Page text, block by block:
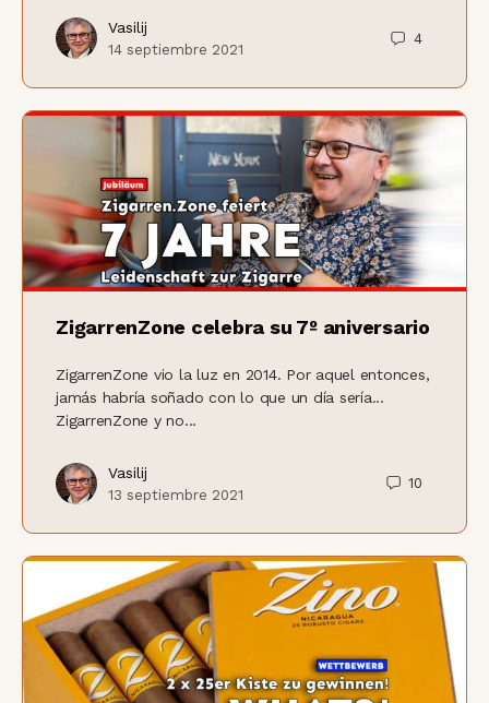
Vasilij
14 septiembre 2021
4
ZigarrenZone celebra su 7º aniversario
ZigarrenZone vio la luz en 2014. Por aquel entonces,
jamás habría soñado con lo que un día sería...
ZigarrenZone y no...
Vasilij
13 septiembre 2021
10